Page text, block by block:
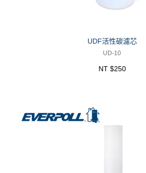
UDF活性碳濾芯
UD-10
NT $250